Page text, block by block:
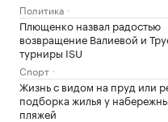
Политика
Плющенко назвал радостью
возвращение Валиевой и
турниры ISU
Спорт
Жизнь с видом на пруд или
подборка жилья у
пляжей